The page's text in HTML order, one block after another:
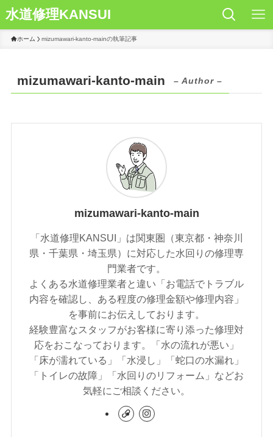
水道修理KANSUI
ホーム mizumawari-kanto-mainの執筆記事
mizumawari-kanto-main – Author –
mizumawari-kanto-main
「水道修理KANSUI」は関東圏（東京都・神奈川
県・千葉県・埼玉県）に対応した水回りの修理専
門業者です。
よくある水道修理業者と違い「お電話でトラブル
内容を確認し、ある程度の修理金額や修理内容」
を事前にお伝えしております。
経験豊富なスタッフがお客様に寄り添った修理対
応をおこなっております。「水の流れが悪い」
「床が濡れている」「水浸し」「蛇口の水漏れ」
「トイレの故障」「水回りのリフォーム」などお
気軽にご相談ください。